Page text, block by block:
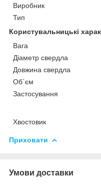
Виробник
Тип
Користувальницькі
Вага
Діаметр свердла
Довжина свердла
Об`єм
Застосування
Хвостовик
Приховати
Умови доставки